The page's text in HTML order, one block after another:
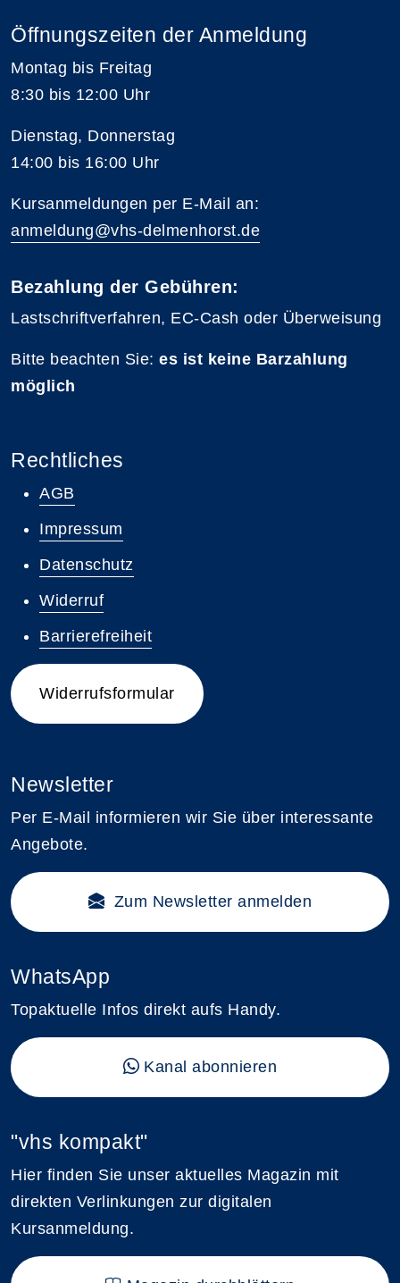
Öffnungszeiten der Anmeldung
Montag bis Freitag
8:30 bis 12:00 Uhr
Dienstag, Donnerstag
14:00 bis 16:00 Uhr
Kursanmeldungen per E-Mail an:
anmeldung@vhs-delmenhorst.de
Bezahlung der Gebühren:
Lastschriftverfahren, EC-Cash oder Überweisung
Bitte beachten Sie: es ist keine Barzahlung
möglich
Rechtliches
AGB
Impressum
Datenschutz
Widerruf
Barrierefreiheit
Widerrufsformular
Newsletter
Per E-Mail informieren wir Sie über interessante
Angebote.
Zum Newsletter anmelden
WhatsApp
Topaktuelle Infos direkt aufs Handy.
Kanal abonnieren
"vhs kompakt"
Hier finden Sie unser aktuelles Magazin mit
direkten Verlinkungen zur digitalen
Kursanmeldung.